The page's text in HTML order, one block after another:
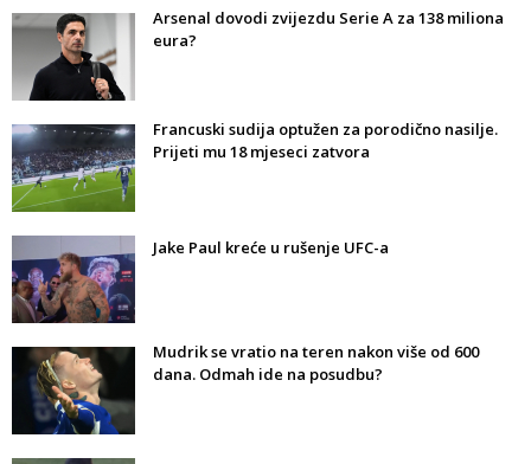
Arsenal dovodi zvijezdu Serie A za 138 miliona
eura?
Francuski sudija optužen za porodično nasilje.
Prijeti mu 18 mjeseci zatvora
Jake Paul kreće u rušenje UFC-a
Mudrik se vratio na teren nakon više od 600
dana. Odmah ide na posudbu?